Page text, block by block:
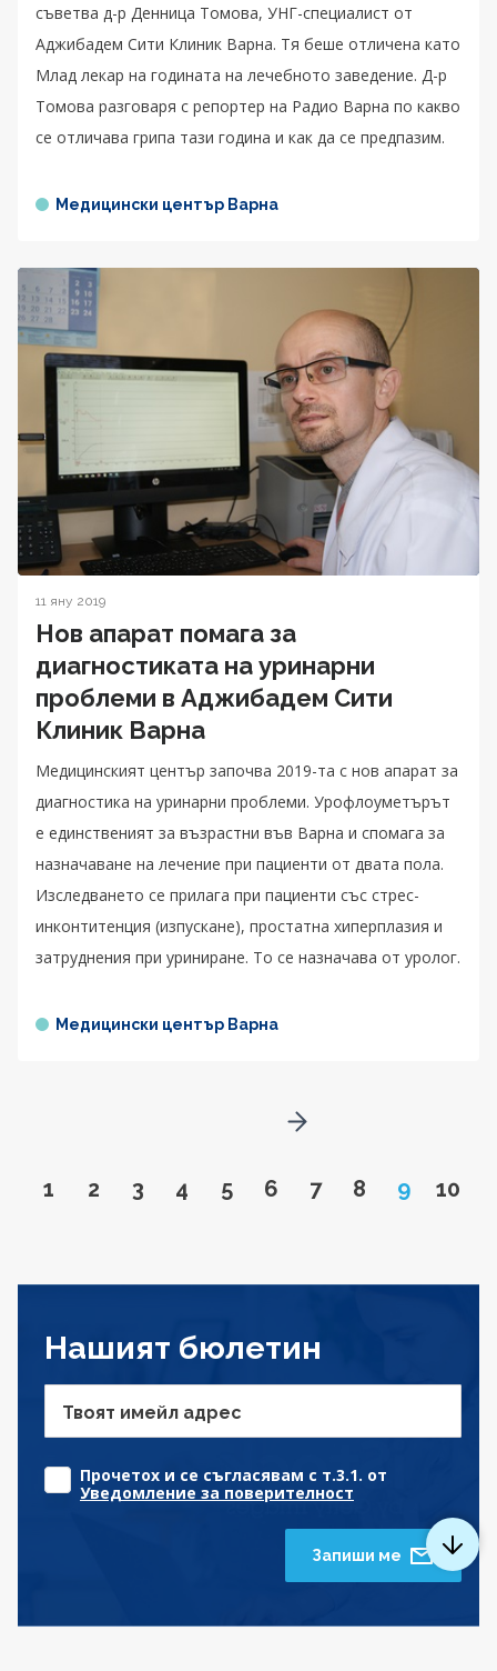
съветва д-р Денница Томова, УНГ-специалист от
Аджибадем Сити Клиник Варна. Тя беше отличена като
Млад лекар на годината на лечебното заведение. Д-р
Томова разговаря с репортер на Радио Варна по какво
се отличава грипа тази година и как да се предпазим.
Медицински център Варна
11 яну 2019
Нов апарат помага за
диагностиката на уринарни
проблеми в Аджибадем Сити
Клиник Варна
Медицинският център започва 2019-та с нов апарат за
диагностика на уринарни проблеми. Урофлоуметърът
е единственият за възрастни във Варна и спомага за
назначаване на лечение при пациенти от двата пола.
Изследването се прилага при пациенти със стрес-
инконтитенция (изпускане), простатна хиперплазия и
затруднения при уриниране. То се назначава от уролог.
Медицински център Варна
Go to page
1 Go to page
2 Go to page
3 Go to page
4 Go to page
5 Go to page
6 Go to page
7 Go to page
8 Page
9 Go
10
Go to next page
Нашият бюлетин
Твоят имейл адрес
Прочетох и се съгласявам с т.3.1. от
Уведомление за поверителност
Запиши ме